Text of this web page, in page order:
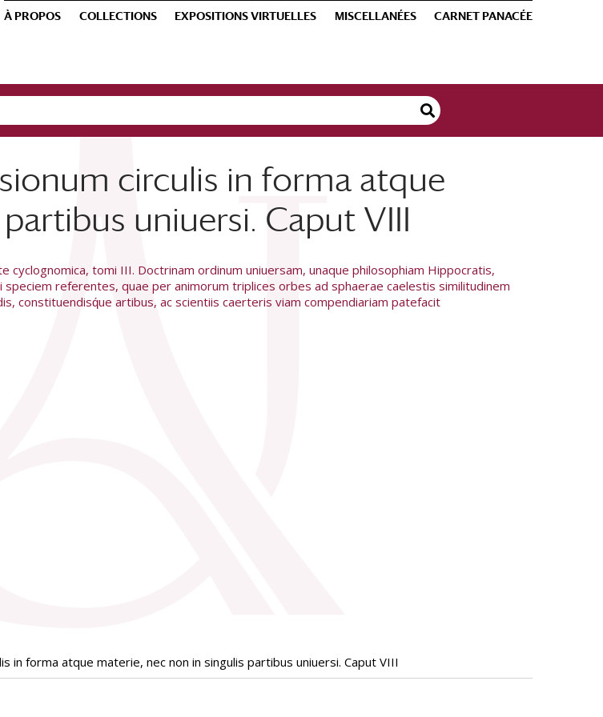
À PROPOS COLLECTIONS EXPOSITIONS VIRTUELLES MISCELLANÉES CARNET PANACÉE
circulis in forma atque
uniuersi. Caput VIII
cyclognomica, tomi III. Doctrinam ordinum uniuersam, unaque philosophiam Hippocratis,
referentes, quae per animorum triplices orbes ad sphaerae caelestis similitudinem
constituendisq́ue artibus, ac scientiis caerteris viam compendiariam patefacit
in forma atque materie, nec non in singulis partibus uniuersi. Caput VIII